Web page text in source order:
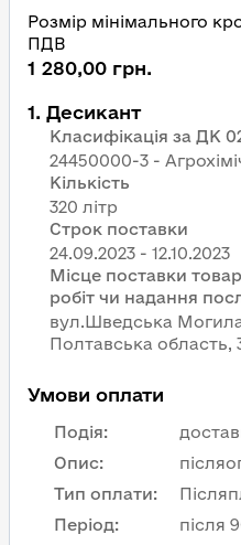
Розмір мінімального
ПДВ
1 280,00 грн.
1. Десикант
Класифікація за ДК
24450000-3 -
Кількість
320 літр
Строк поставки
Місце поставки
робіт чи надання
вул.Шведська
Полтавська область,
Умови оплати
Подія:
Опис:
Тип оплати:
Період:
після